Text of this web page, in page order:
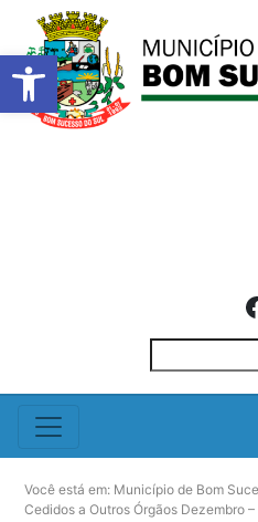
Barra de
Você está em: Município de Bom
Cedidos a Outros Órgãos Dezembro